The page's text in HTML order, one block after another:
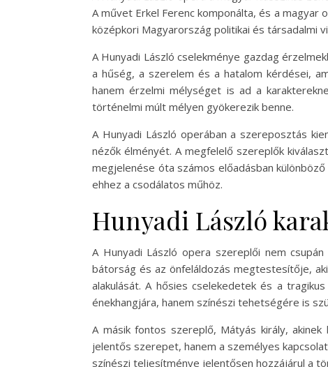
A művet Erkel Ferenc komponálta, és a
középkori Magyarország politikai és társadalmi
A Hunyadi László cselekménye gazdag
a hűség, a szerelem és a hatalom kérdései,
hanem érzelmi mélységet is ad a
történelmi múlt mélyen gyökerezik benne.
A Hunyadi László operában a szereposztás
nézők élményét. A megfelelő szereplők
megjelenése óta számos előadásban
ehhez a csodálatos műhöz.
Hunyadi László
A Hunyadi László opera szereplői nem
bátorság és az önfeláldozás megtestesítője,
alakulását. A hősies cselekedetek és a
énekhangjára, hanem színészi tehetségére is
A másik fontos szereplő, Mátyás király,
jelentős szerepet, hanem a személyes
színészi teljesítménye jelentősen hozzájárul a